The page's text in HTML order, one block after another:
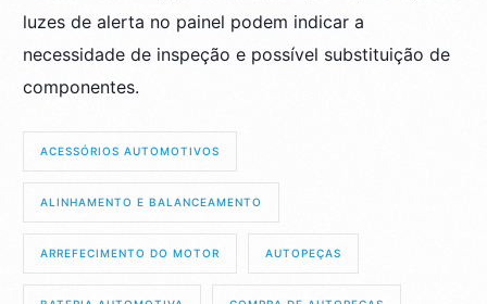
luzes de alerta no painel podem indicar a
necessidade de inspeção e possível substituição de
componentes.
ACESSÓRIOS AUTOMOTIVOS
ALINHAMENTO E BALANCEAMENTO
ARREFECIMENTO DO MOTOR AUTOPEÇAS